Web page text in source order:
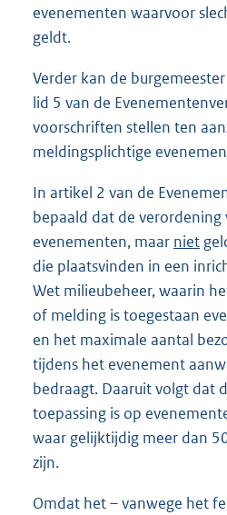
evenementen waarvoor
geldt.
Verder kan de
lid 5 van de
voorschriften stellen ten
meldingsplichtige
In artikel 2 van de
bepaald dat de verordening
evenementen, maar niet
die plaatsvinden in een
Wet milieubeheer, waarin
of melding is toegestaan
en het maximale aantal
tijdens het evenement
bedraagt. Daaruit volgt dat
toepassing is op
waar gelijktijdig meer dan
zijn.
Omdat het – vanwege het